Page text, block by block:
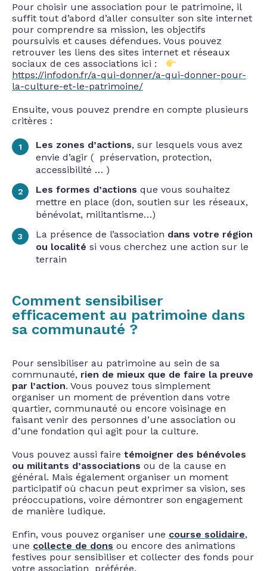
Pour choisir une association pour le patrimoine, il
suffit tout d’abord d’aller consulter son site internet
pour comprendre sa mission, les objectifs
poursuivis et causes défendues. Vous pouvez
retrouver les liens des sites internet et réseaux
sociaux de ces associations ici :
https://infodon.fr/a-qui-donner/a-qui-donner-pour-
la-culture-et-le-patrimoine/
Ensuite, vous pouvez prendre en compte plusieurs
critères :
Les zones d’actions, sur lesquels vous avez
envie d’agir ( préservation, protection,
accessibilité … )
Les formes d’actions que vous souhaitez
mettre en place (don, soutien sur les réseaux,
bénévolat, militantisme…)
La présence de l’association dans votre région
ou localité si vous cherchez une action sur le
terrain
Comment sensibiliser
efficacement au patrimoine dans
sa communauté ?
Pour sensibiliser au patrimoine au sein de sa
communauté, rien de mieux que de faire la preuve
par l’action. Vous pouvez tous simplement
organiser un moment de prévention dans votre
quartier, communauté ou encore voisinage en
faisant venir des personnes d’une association ou
d’une fondation qui agit pour la culture.
Vous pouvez aussi faire témoigner des bénévoles
ou militants d’associations ou de la cause en
général. Mais également organiser un moment
participatif où chacun peut exprimer sa vision, ses
préoccupations, voire démontrer son engagement
de manière ludique.
Enfin, vous pouvez organiser une course solidaire,
une collecte de dons ou encore des animations
festives pour sensibiliser et collecter des fonds pour
votre association préférée.